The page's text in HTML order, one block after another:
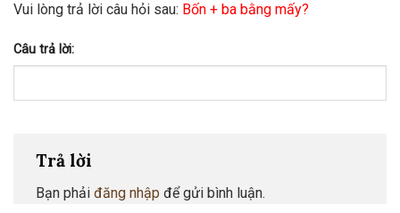
Vui lòng trả lời câu hỏi sau: Bốn + ba bằng mấy?
Câu trả lời:
Trả lời
Bạn phải đăng nhập để gửi bình luận.